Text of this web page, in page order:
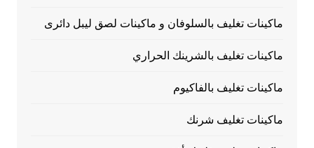
ماكينات تغليف بالسلوفان و ماكينات لصق ليبل دائرى
ماكينات تغليف بالشرينك الحراري
ماكينات تغليف بالفاكيوم
ماكينات تغليف شرنك